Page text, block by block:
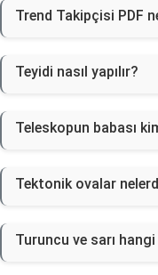
Trend Takipçisi PDF
Teyidi nasıl yapılır?
Teleskopun babası
Tektonik ovalar
Turuncu ve sarı